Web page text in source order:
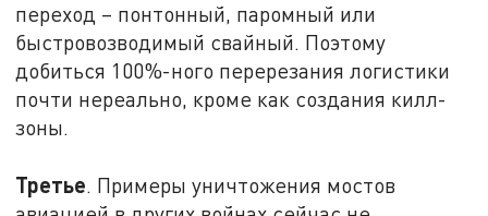
переход – понтонный, паромный или
быстровозводимый свайный. Поэтому
добиться 100%-ного перерезания логистики
почти нереально, кроме как создания килл-
зоны.
Третье. Примеры уничтожения мостов